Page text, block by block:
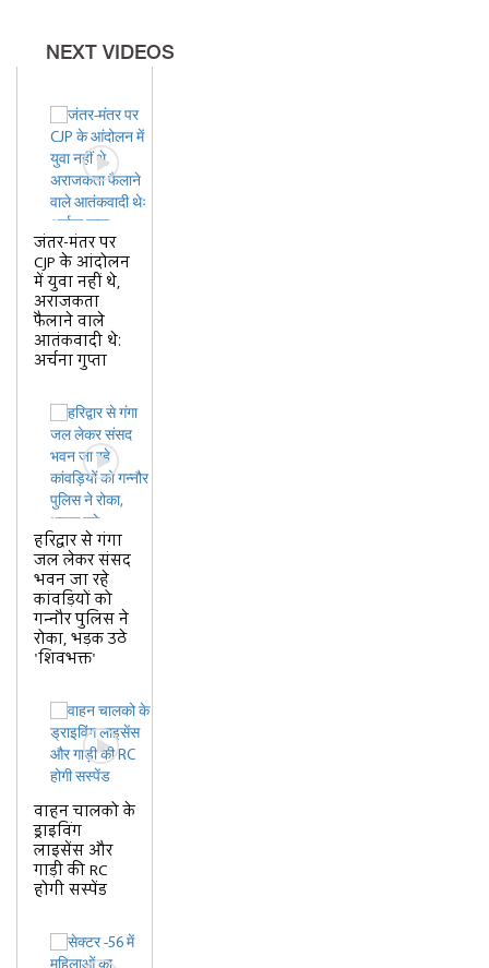
NEXT VIDEOS
जंतर-मंतर पर
CJP के आंदोलन
में युवा नहीं थे,
अराजकता
फैलाने वाले
आतंकवादी थेः
अर्चना गुप्ता
हरिद्वार से गंगा
जल लेकर संसद
भवन जा रहे
कांवड़ियों को
गन्नौर पुलिस ने
रोका, भड़क उठे
'शिवभक्त'
वाहन चालको के
ड्राइविंग
लाइसेंस और
गाड़ी की RC
होगी सस्पेंड